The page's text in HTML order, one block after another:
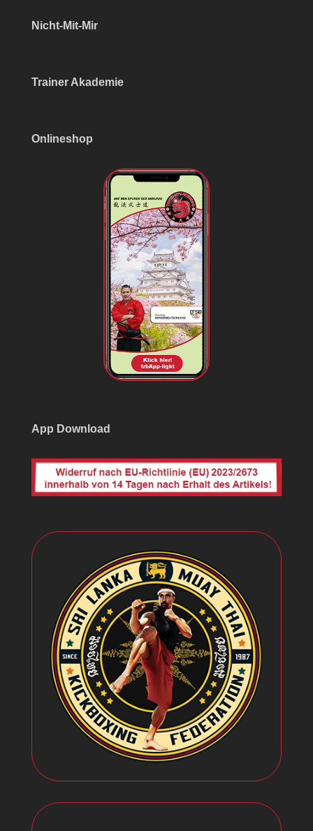
Nicht-Mit-Mir
Trainer Akademie
Onlineshop
App Download